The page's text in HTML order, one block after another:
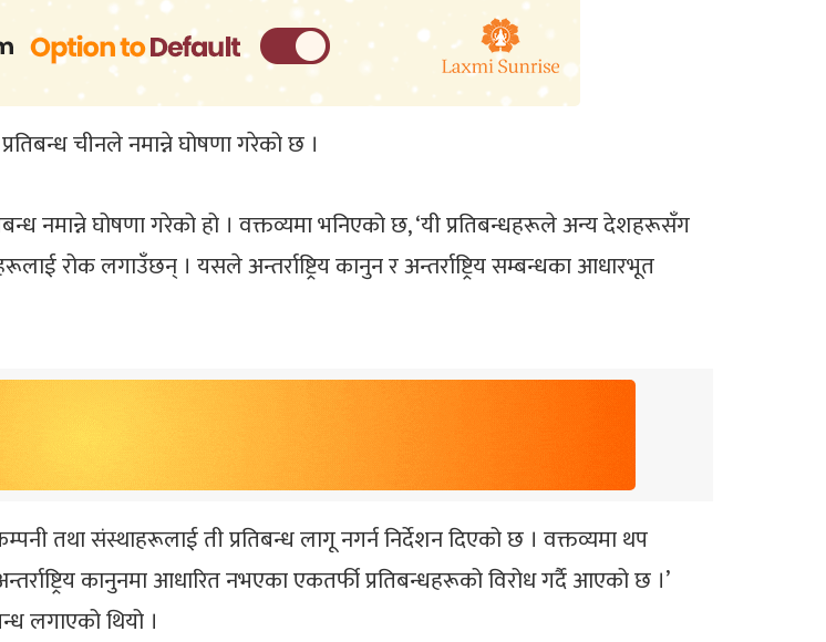
चीनले नमान्ने घोषणा गरेको छ ।
नमान्ने घोषणा गरेको हो । वक्तव्यमा भनिएको छ, ‘यी प्रतिबन्धहरूले अन्य देशहरूसँग
रोक लगाउँछन् । यसले अन्तर्राष्ट्रिय कानुन र अन्तर्राष्ट्रिय सम्बन्धका आधारभूत
तथा संस्थाहरूलाई ती प्रतिबन्ध लागू नगर्न निर्देशन दिएको छ । वक्तव्यमा थप
कानुनमा आधारित नभएका एकतर्फी प्रतिबन्धहरूको विरोध गर्दै आएको छ ।’
लगाएको थियो ।